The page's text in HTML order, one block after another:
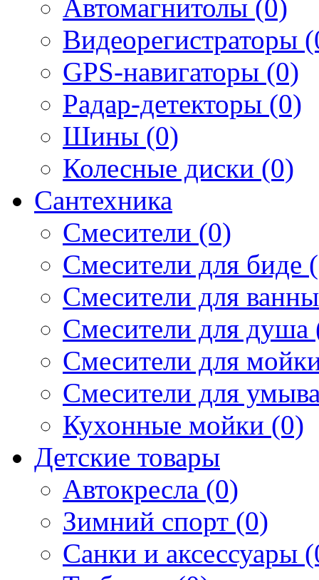
Автомагнитолы (0)
Видеорегистраторы
GPS-навигаторы (0)
Радар-детекторы (0)
Шины (0)
Колесные диски (0)
Сантехника
Смесители (0)
Смесители для биде
Смесители для
Смесители для душа
Смесители для
Смесители для
Кухонные мойки (0)
Детские товары
Автокресла (0)
Зимний спорт (0)
Санки и аксессуары